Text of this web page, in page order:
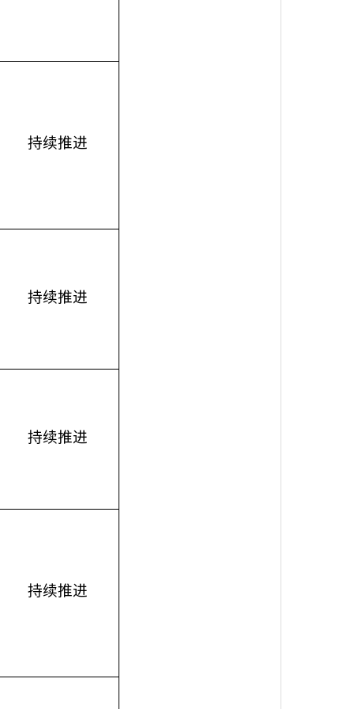
持续推进
持续推进
持续推进
持续推进